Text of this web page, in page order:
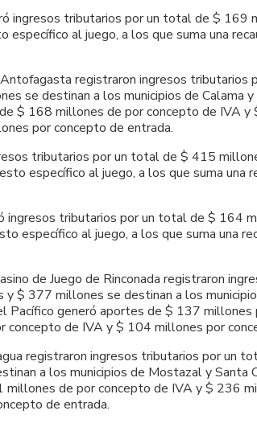
ingresos tributarios por un total de $
específico al juego, a los que suma una
registraron ingresos
se destinan a los municipios de
$ 168 millones de por concepto de
por concepto de entrada.
tributarios por un total de $ 415
específico al juego, a los que suma
ingresos tributarios por un total de $
específico al juego, a los que suma una
de Juego de Rinconada registraron
$ 377 millones se destinan a los
Pacífico generó aportes de $ 137
concepto de IVA y $ 104 millones por
registraron ingresos tributarios por
a los municipios de Mostazal y Santa
de por concepto de IVA y $ 236
de entrada.